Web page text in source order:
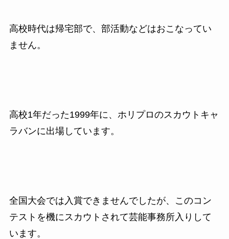
高校時代は帰宅部で、部活動などはおこなってい
ません。
高校1年だった1999年に、ホリプロのスカウトキャ
ラバンに出場しています。
全国大会では入賞できませんでしたが、このコン
テストを機にスカウトされて芸能事務所入りして
います。